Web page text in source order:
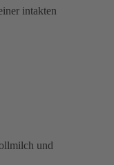
intakten
und